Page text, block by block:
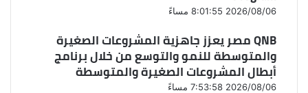
2026/08/06 8:01:55 مساءً
QNB مصر يعزز جاهزية المشروعات الصغيرة
والمتوسطة للنمو والتوسع من خلال برنامج
أبطال المشروعات الصغيرة والمتوسطة
2026/08/06 7:53:58 مساءً